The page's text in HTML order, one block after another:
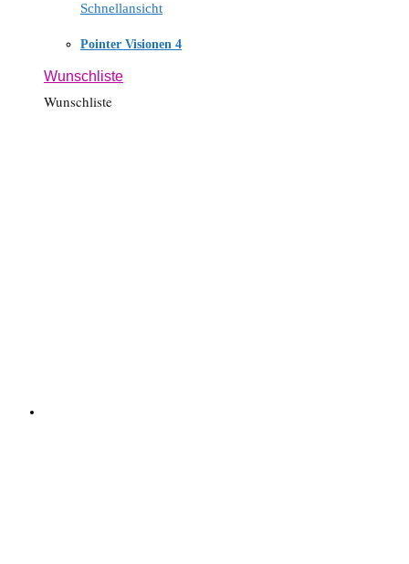
Schnellansicht
Pointer Visionen 4
Wunschliste
Wunschliste